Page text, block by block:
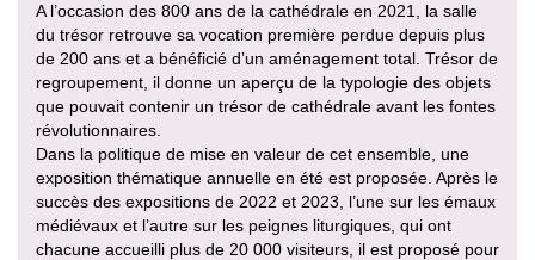
A l’occasion des 800 ans de la cathédrale en 2021, la salle
du trésor retrouve sa vocation première perdue depuis plus
de 200 ans et a bénéficié d’un aménagement total. Trésor de
regroupement, il donne un aperçu de la typologie des objets
que pouvait contenir un trésor de cathédrale avant les fontes
révolutionnaires.
Dans la politique de mise en valeur de cet ensemble, une
exposition thématique annuelle en été est proposée. Après le
succès des expositions de 2022 et 2023, l’une sur les émaux
médiévaux et l’autre sur les peignes liturgiques, qui ont
chacune accueilli plus de 20 000 visiteurs, il est proposé pour